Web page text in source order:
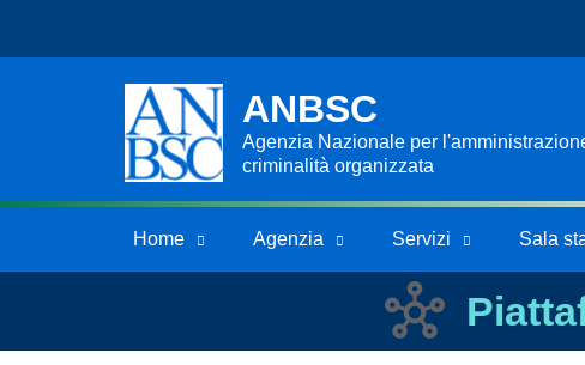
ANBSC
Agenzia Nazionale per
criminalità organizzata
Home Agenzia Servizi Sala